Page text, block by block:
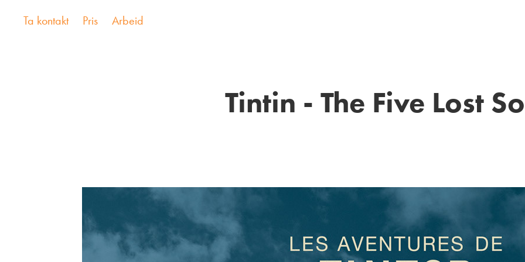
Ta kontakt Pris Arbeid
Tintin - The Five Lost